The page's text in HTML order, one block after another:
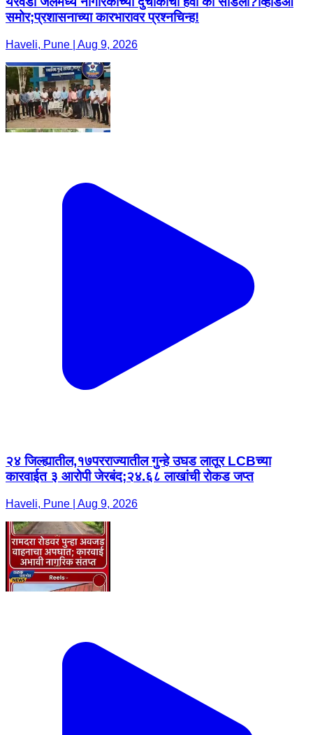
समोर;प्रशासनाच्या कारभारावर प्रश्नचिन्ह!
Haveli, Pune | Aug 9, 2026
२४ जिल्ह्यातील,१७परराज्यातील गुन्हे उघड लातूर LCBच्या
कारवाईत ३ आरोपी जेरबंद;२४.६८ लाखांची रोकड जप्त
Haveli, Pune | Aug 9, 2026